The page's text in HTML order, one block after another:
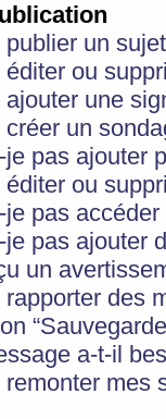
un
ou
une
un
pas ajouter
ou
pas
pas ajouter
un
des
a-t-il
mes